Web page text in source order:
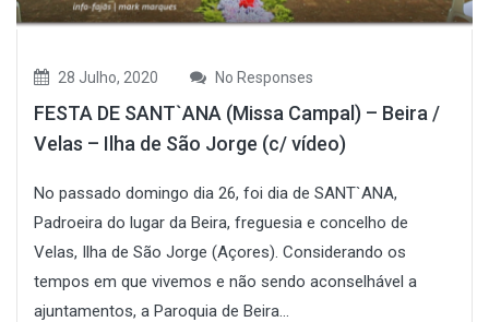
28 Julho, 2020 No Responses
FESTA DE SANT`ANA (Missa Campal) – Beira /
Velas – Ilha de São Jorge (c/ vídeo)
No passado domingo dia 26, foi dia de SANT`ANA,
Padroeira do lugar da Beira, freguesia e concelho de
Velas, Ilha de São Jorge (Açores). Considerando os
tempos em que vivemos e não sendo aconselhável a
ajuntamentos, a Paroquia de Beira...